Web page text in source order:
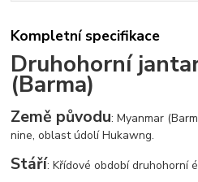
Kompletní specifikace
Druhohorní
(Barma)
Země původu: Myanmar
nine, oblast údolí Hukawng.
Stáří: Křídové období